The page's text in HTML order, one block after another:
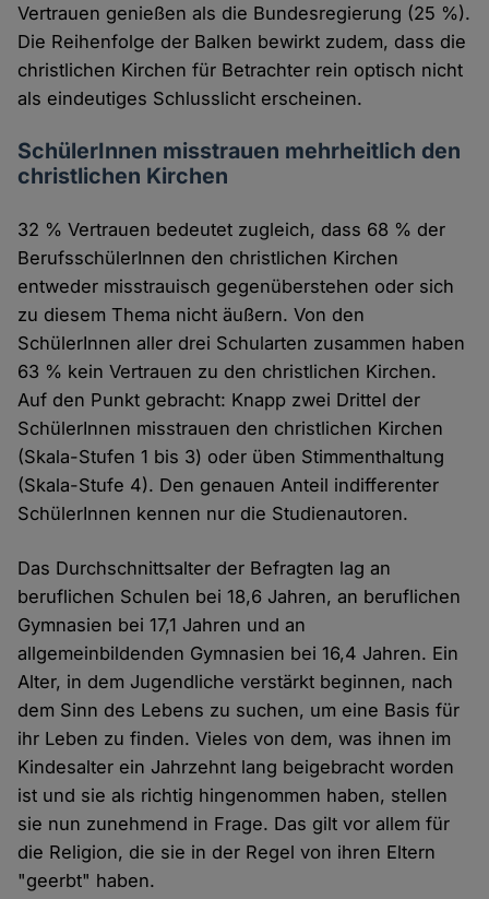
Vertrauen genießen als die Bundesregierung (25 %).
Die Reihenfolge der Balken bewirkt zudem, dass die
christlichen Kirchen für Betrachter rein optisch nicht
als eindeutiges Schlusslicht erscheinen.
SchülerInnen misstrauen mehrheitlich den
christlichen Kirchen
32 % Vertrauen bedeutet zugleich, dass 68 % der
BerufsschülerInnen den christlichen Kirchen
entweder misstrauisch gegenüberstehen oder sich
zu diesem Thema nicht äußern. Von den
SchülerInnen aller drei Schularten zusammen haben
63 % kein Vertrauen zu den christlichen Kirchen.
Auf den Punkt gebracht: Knapp zwei Drittel der
SchülerInnen misstrauen den christlichen Kirchen
(Skala-Stufen 1 bis 3) oder üben Stimmenthaltung
(Skala-Stufe 4). Den genauen Anteil indifferenter
SchülerInnen kennen nur die Studienautoren.
Das Durchschnittsalter der Befragten lag an
beruflichen Schulen bei 18,6 Jahren, an beruflichen
Gymnasien bei 17,1 Jahren und an
allgemeinbildenden Gymnasien bei 16,4 Jahren. Ein
Alter, in dem Jugendliche verstärkt beginnen, nach
dem Sinn des Lebens zu suchen, um eine Basis für
ihr Leben zu finden. Vieles von dem, was ihnen im
Kindesalter ein Jahrzehnt lang beigebracht worden
ist und sie als richtig hingenommen haben, stellen
sie nun zunehmend in Frage. Das gilt vor allem für
die Religion, die sie in der Regel von ihren Eltern
"geerbt" haben.